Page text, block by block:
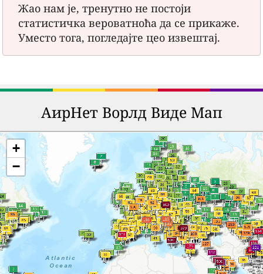
Жао нам је, тренутно не постоји
статистичка вероватноћа да се прикаже.
Уместо тога, погледајте цео извештај.
АирНет Ворлд Виде Мап
+
−